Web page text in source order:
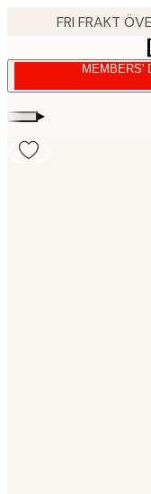
FRI FRAKT
MEMBERS'
▸